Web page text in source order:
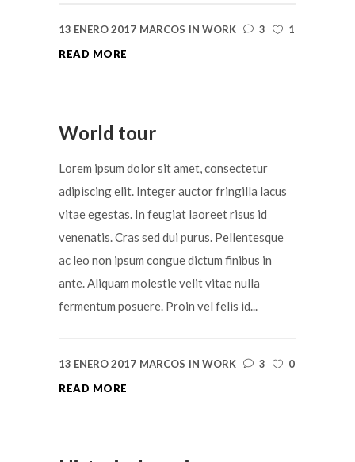
13 ENERO 2017 MARCOS IN WORK 3
1
READ MORE
World tour
Lorem ipsum dolor sit amet, consectetur
adipiscing elit. Integer auctor fringilla lacus
vitae egestas. In feugiat laoreet risus id
venenatis. Cras sed dui purus. Pellentesque
ac leo non ipsum congue dictum finibus in
ante. Aliquam molestie velit vitae nulla
fermentum posuere. Proin vel felis id...
13 ENERO 2017 MARCOS IN WORK 3
0
READ MORE